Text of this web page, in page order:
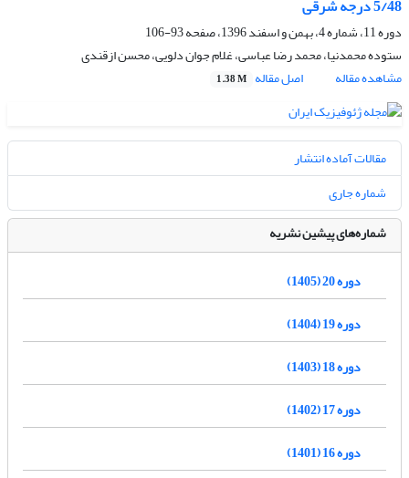
5/48 درجه شرقی
دوره 11، شماره 4، بهمن و اسفند 1396، صفحه
93-106
ستوده محمدنیا، محمد رضا عباسی، غلام جوان دلویی، محسن ازقندی
مشاهده مقاله
اصل مقاله 1.38 M
مقالات آماده انتشار
شماره جاری
شماره‌های پیشین نشریه
دوره 20 (1405)
دوره 19 (1404)
دوره 18 (1403)
دوره 17 (1402)
دوره 16 (1401)